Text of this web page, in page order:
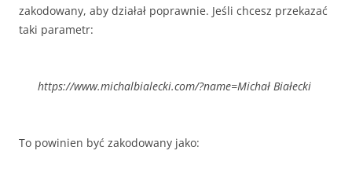
zakodowany, aby działał poprawnie. Jeśli chcesz przekazać
taki parametr:
https://www.michalbialecki.com/?name=Michał Białecki
To powinien być zakodowany jako: